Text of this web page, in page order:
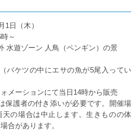
月 1 日（木）
時～
水遊ゾーン 人鳥（ペンギン）の景
バケツの中にエサの魚が5尾入ってい
メーションにて当日14時から販売
保護者の付き添いが必要です。開催場
天の場合は中止します。生きものの体
合があります。